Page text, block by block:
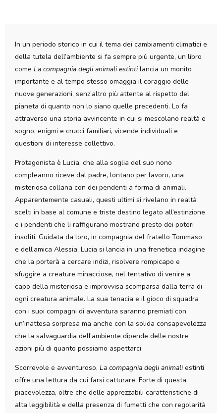
In un periodo storico in cui il tema dei cambiamenti climatici e
della tutela dell’ambiente si fa sempre più urgente, un libro
come La compagnia degli animali estintilancia un monito
importante e al tempo stesso omaggia il coraggio delle
nuove generazioni, senz’altro più attente al rispetto del
pianeta di quanto non lo siano quelle precedenti. Lo fa
attraverso una storia avvincente in cui si mescolano realtà e
sogno, enigmi e crucci familiari, vicende individuali e
questioni di interesse collettivo.
Protagonista è Lucia, che alla soglia del suo nono
compleanno riceve dal padre, lontano per lavoro, una
misteriosa collana con dei pendenti a forma di animali.
Apparentemente casuali, questi ultimi si rivelano in realtà
scelti in base al comune e triste destino legato all’estinzione
e i pendenti che li raffigurano mostrano presto dei poteri
insoliti. Guidata da loro, in compagnia del fratello Tommaso
e dell’amica Alessia, Lucia si lancia in una frenetica indagine
che la porterà a cercare indizi, risolvere rompicapo e
sfuggire a creature minacciose, nel tentativo di venire a
capo della misteriosa e improvvisa scomparsa dalla terra di
ogni creatura animale. La sua tenacia e il gioco di squadra
con i suoi compagni di avventura saranno premiati con
un’inattesa sorpresa ma anche con la solida consapevolezza
che la salvaguardia dell’ambiente dipende delle nostre
azioni più di quanto possiamo aspettarci.
Scorrevole e avventuroso, La compagnia degli animaliestinti
offre una lettura da cui farsi catturare. Forte di questa
piacevolezza, oltre che delle apprezzabili caratteristiche di
alta leggibilità e della presenza di fumetti che con regolarità